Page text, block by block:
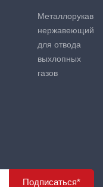
Металлорукав
нержавеющий
для отвода
выхлопных
газов
Подписаться*